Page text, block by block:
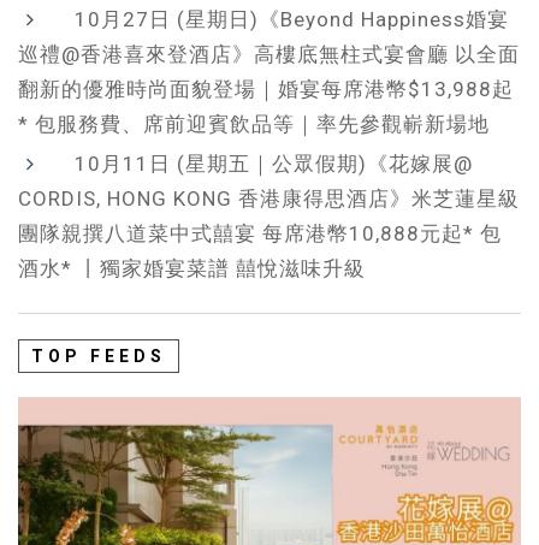
10月27日 (星期日)《Beyond Happiness婚宴
巡禮@香港喜來登酒店》高樓底無柱式宴會廳 以全面
翻新的優雅時尚面貌登場｜婚宴每席港幣$13,988起
* 包服務費、席前迎賓飲品等｜率先參觀嶄新場地
10月11日 (星期五｜公眾假期)《花嫁展@
CORDIS, HONG KONG 香港康得思酒店》米芝蓮星級
團隊親撰八道菜中式囍宴 每席港幣10,888元起* 包
酒水* 丨獨家婚宴菜譜 囍悅滋味升級
TOP FEEDS